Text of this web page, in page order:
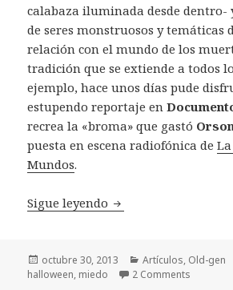
calabaza iluminada desde dentro-
de seres monstruosos y temáticas
relación con el mundo de los
tradición que se extiende a todos
ejemplo, hace unos días pude
estupendo reportaje en
recrea la «broma» que gastó
puesta en escena radiofónica de
Mundos.
Sigue leyendo Chiller Exidy: un
Publicado
el
octubre 30, 2013 Categorías
Artículos, Old-gen
halloween, miedo 2 Comments